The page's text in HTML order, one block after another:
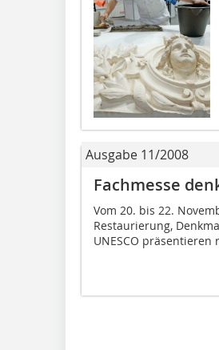
Ausgabe 11/2008
Fachmesse
Vom 20. bis 22.
Restaurierung,
UNESCO präsentieren